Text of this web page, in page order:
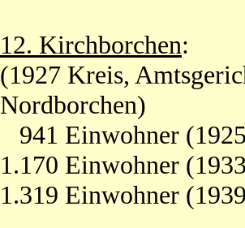
12. Kirchborchen:
(1927 Kreis,
Nordborchen)
941 Einwohner
1.170 Einwohner
1.319 Einwohner